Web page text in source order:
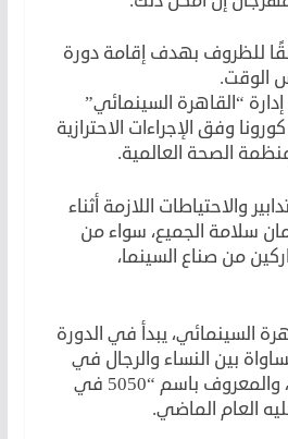
للظروف بهدف إقامة دورة
الوقت.
“القاهرة السينمائي”
وفق الإجراءات الاحترازية
الصحة العالمية.
والاحتياطات اللازمة أثناء
سلامة الجميع، سواء من
من صناع السينما،
السينمائي، يبدأ في الدورة
بين النساء والرجال في
الفعاليات السينمائية، والمعروف باسم “5050 في